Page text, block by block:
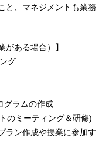
と、マネジメントも業務
がある場合）】
グ
グラムの作成
のミーティング＆研修)
ラン作成や授業に参加す